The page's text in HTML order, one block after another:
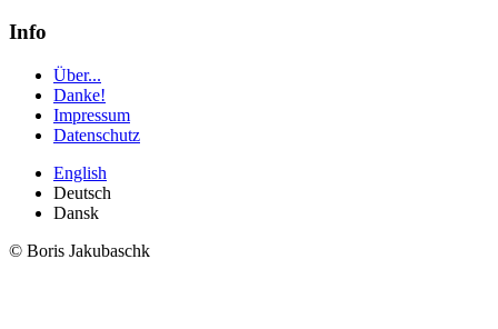
Info
Über...
Danke!
Impressum
Datenschutz
English
Deutsch
Dansk
© Boris Jakubaschk